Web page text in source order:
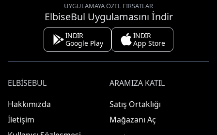
UYGULAMAYA ÖZEL FIRSATLAR
ElbiseBul Uygulamasını İndir
İNDİR
Google Play
İNDİR
App Store
ELBISEBUL
Hakkımızda
İletişim
ARAMIZA KATIL
Satış Ortaklığı
Mağazanı Aç